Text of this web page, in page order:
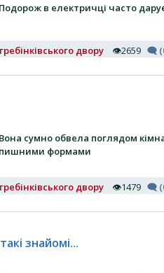
Подорож в електричці часто
двору 👁2659 🗨
Вона сумно обвела поглядом
пишними формами
двору 👁1479 🗨
знайомі...